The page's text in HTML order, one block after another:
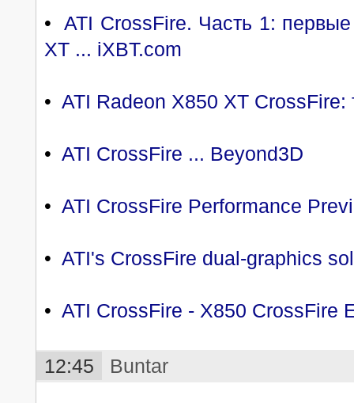
•ATI CrossFire. Часть 1:
XT ... iXBT.com
• ATI Radeon X850 XT CrossFire:
• ATI CrossFire ... Beyond3D
• ATI CrossFire Performance
• ATI's CrossFire dual-graphics
• ATI CrossFire - X850 CrossFire
12:45 Buntar